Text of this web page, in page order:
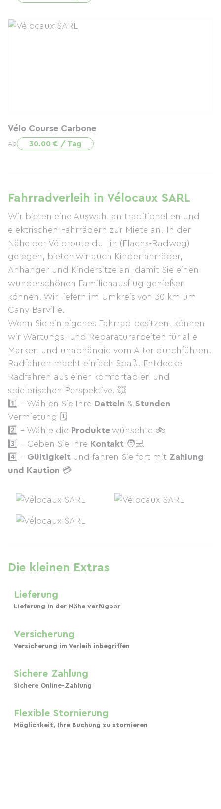
Vélo Course Carbone
Ab 30.00 € / Tag
Fahrradverleih in Vélocaux SARL
Wir bieten eine Auswahl an traditionellen und
elektrischen Fahrrädern zur Miete an! In der
Nähe der Véloroute du Lin (Flachs-Radweg)
gelegen, bieten wir auch Kinderfahrräder,
Anhänger und Kindersitze an, damit Sie einen
wunderschönen Familienausflug genießen
können. Wir liefern im Umkreis von 30 km um
Cany-Barville.
Wenn Sie ein eigenes Fahrrad besitzen, können
wir Wartungs- und Reparaturarbeiten für alle
Marken und unabhängig vom Alter durchführen.
Radfahren macht einfach Spaß! Entdecke
Radfahren aus einer komfortablen und
spielerischen Perspektive. 💥
1️⃣ - Wählen Sie Ihre Datteln & Stunden
Vermietung 🗓
2️⃣ - Wähle die Produkte wünschte 🚲
3️⃣ - Geben Sie Ihre Kontakt 🧑💻
4️⃣ - Gültigkeit und fahren Sie fort mit Zahlung
und Kaution 💳
Die kleinen Extras
Lieferung
Lieferung in der Nähe verfügbar
Versicherung
Versicherung im Verleih inbegriffen
Sichere Zahlung
Sichere Online-Zahlung
Flexible Stornierung
Möglichkeit, Ihre Buchung zu stornieren